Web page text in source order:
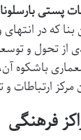
بنا که در انتهای
از تحول و
باشکوه
مرکز ارتباطات